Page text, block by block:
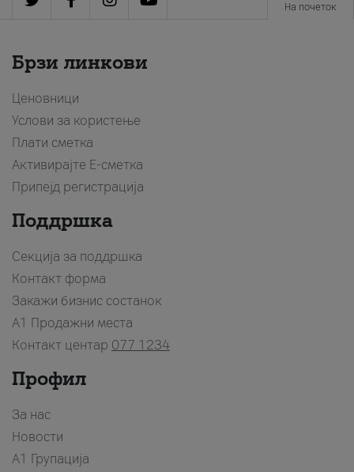
На почеток
Брзи линкови
Ценовници
Услови за користење
Плати сметка
Активирајте Е-сметка
Припејд регистрација
Поддршка
Секција за поддршка
Контакт форма
Закажи бизнис состанок
A1 Продажни места
Контакт центар 077 1234
Профил
За нас
Новости
А1 Групација